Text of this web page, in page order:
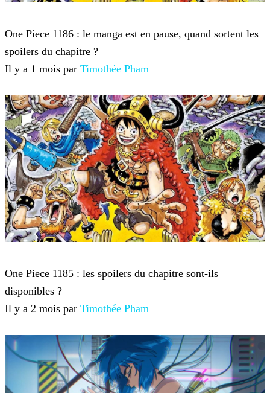
One Piece 1186 : le manga est en pause, quand sortent les
spoilers du chapitre ?
Il y a 1 mois par Timothée Pham
One Piece 1185 : les spoilers du chapitre sont-ils
disponibles ?
Il y a 2 mois par Timothée Pham